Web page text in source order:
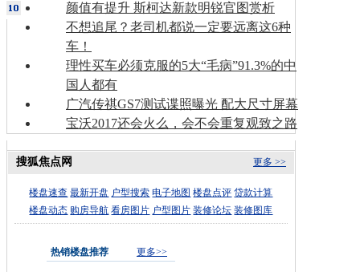
颜值有提升 斯柯达新款明锐官图赏析
不想追尾？老司机都说一定要远离这6种
车！
理性买车必须克服的5大“毛病”91.3%的中
国人都有
广汽传祺GS7测试谍照曝光 配大尺寸屏幕
宝沃2017还会火么，会不会重复观致之路
更多 >>
搜狐焦点网
楼盘速查 最新开盘 户型搜索 电子地图 楼盘点评 贷款计算
楼盘动态 购房导航 看房图片 户型图片 装修论坛 装修图库
热销楼盘推荐 更多>>